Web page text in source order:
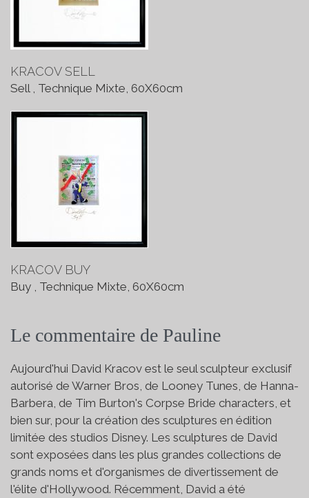
KRACOV SELL
Sell , Technique Mixte, 60X60cm
KRACOV BUY
Buy , Technique Mixte, 60X60cm
Le commentaire de Pauline
Aujourd'hui David Kracov est le seul sculpteur exclusif
autorisé de Warner Bros, de Looney Tunes, de Hanna-
Barbera, de Tim Burton's Corpse Bride characters, et
bien sur, pour la création des sculptures en édition
limitée des studios Disney. Les sculptures de David
sont exposées dans les plus grandes collections de
grands noms et d'organismes de divertissement de
l'élite d'Hollywood. Récemment, David a été